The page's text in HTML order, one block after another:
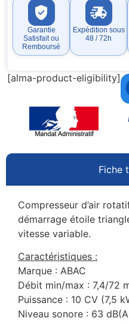
Garantie
Satisfait ou
Remboursé
Expédition sous
48 / 72h
[alma-product-eligibility]
Fiche
Compresseur d’air
démarrage étoile
vitesse variable.
Caractéristiques :
Marque : ABAC
Débit min/max : 7,4/72
Puissance : 10 CV (7,5
Niveau sonore : 63